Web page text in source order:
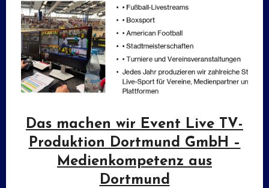
Das machen wir Event Live TV-
Produktion Dortmund GmbH –
Medienkompetenz aus
Dortmund